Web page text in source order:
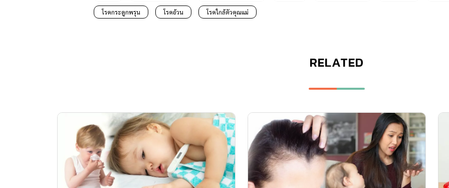
โรคกระดูกพรุน โรคอ้วน โรคใกล้ตัวคุณแม่
RELATED